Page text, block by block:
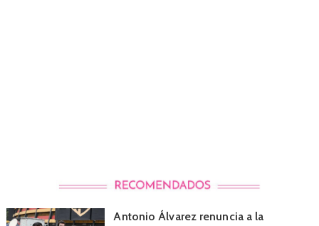
Antonio Álvarez renuncia a la